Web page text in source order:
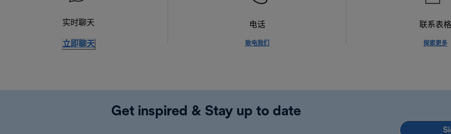
实时聊天
立即聊天
电话
致电我们
联系表
探索更多
Get inspired & Stay up to date